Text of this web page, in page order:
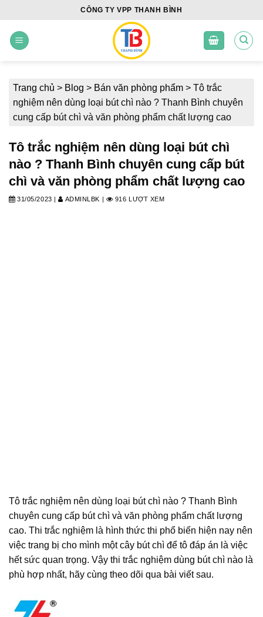
content
CÔNG TY VPP THANH BÌNH
Trang chủ > Blog > Bán văn phòng phẩm > Tô trắc
nghiệm nên dùng loại bút chì nào ? Thanh Bình chuyên
cung cấp bút chì và văn phòng phẩm chất lượng cao
Tô trắc nghiệm nên dùng loại bút chì
nào ? Thanh Bình chuyên cung cấp bút
chì và văn phòng phẩm chất lượng cao
31/05/2023 | ADMINLBK | 916 LƯỢT XEM
Tô trắc nghiệm nên dùng loại bút chì nào ? Thanh Bình
chuyên cung cấp bút chì và văn phòng phẩm chất lượng
cao. Thi trắc nghiệm là hình thức thi phổ biến hiện nay nên
việc trang bị cho mình một cây bút chì để tô đáp án là việc
hết sức quan trọng. Vậy thi trắc nghiệm dùng bút chì nào là
phù hợp nhất, hãy cùng theo dõi qua bài viết sau.